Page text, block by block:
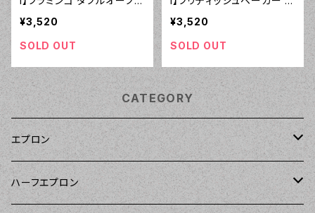
ミトン
¥3,520
SOLD OUT
ブルオーブンミトン
¥3,520
SOLD OUT
CATEGORY
エプロン
Kitsch'n Glam（キッチングラム）
ハーフエプロン